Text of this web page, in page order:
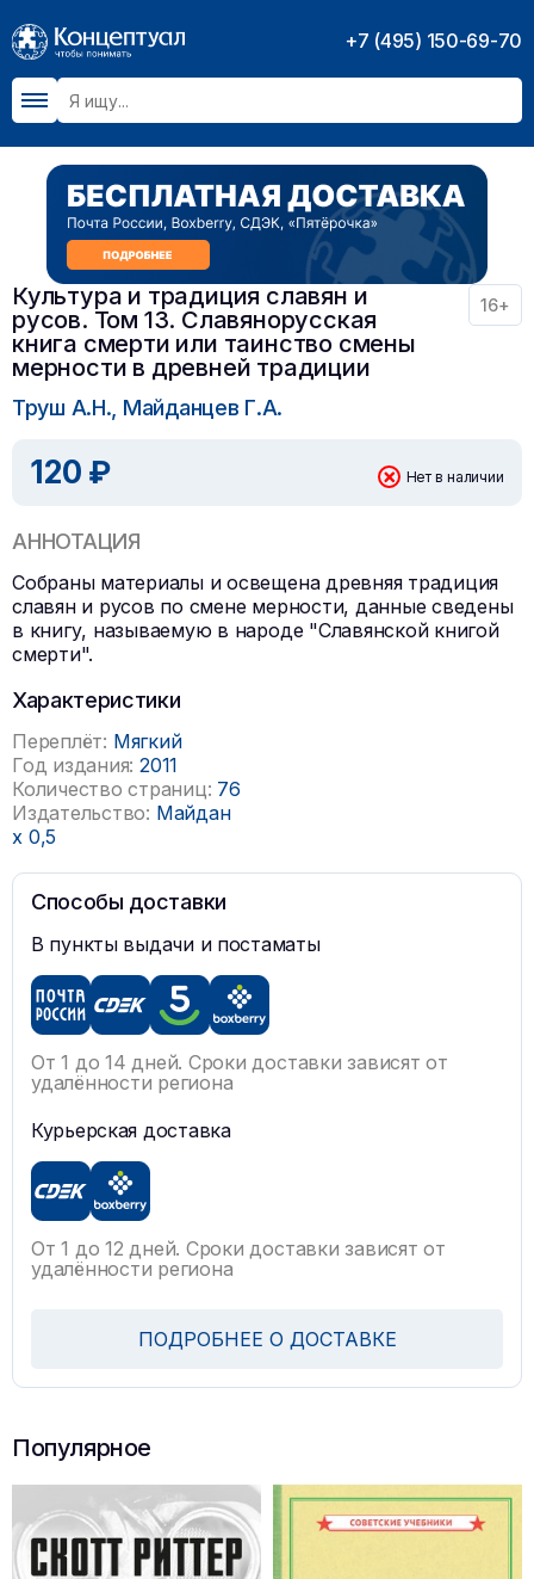
+7 (495) 150-69-70
Культура и традиция славян и
русов. Том 13. Славянорусская
книга смерти или таинство смены
мерности в древней традиции
16+
Труш А.Н., Майданцев Г.А.
120 ₽ Нет в наличии
АННОТАЦИЯ
Собраны материалы и освещена древняя традиция
славян и русов по смене мерности, данные сведены
в книгу, называемую в народе "Славянской книгой
смерти".
Характеристики
Переплёт: Мягкий
Год издания: 2011
Количество страниц: 76
Издательство: Майдан
x 0,5
Способы доставки
В пункты выдачи и постаматы
От 1 до 14 дней. Сроки доставки зависят от
удалённости региона
Курьерская доставка
От 1 до 12 дней. Сроки доставки зависят от
удалённости региона
ПОДРОБНЕЕ О ДОСТАВКЕ
Популярное